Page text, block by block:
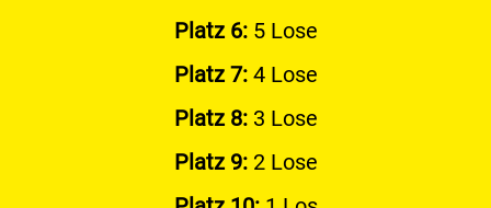
Platz 6: 5 Lose
Platz 7: 4 Lose
Platz 8: 3 Lose
Platz 9: 2 Lose